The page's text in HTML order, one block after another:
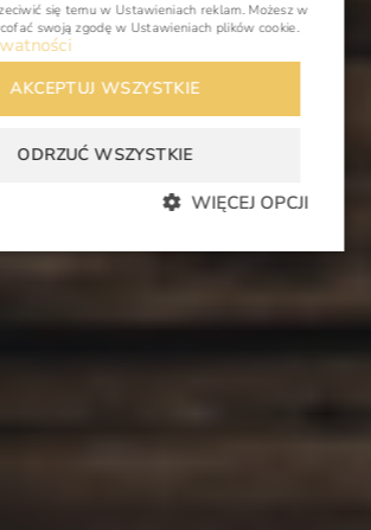
się temu w Ustawieniach reklam. Możesz w
swoją zgodę w Ustawieniach plików cookie.
AKCEPTUJ WSZYSTKIE
ODRZUĆ WSZYSTKIE
WIĘCEJ OPCJI